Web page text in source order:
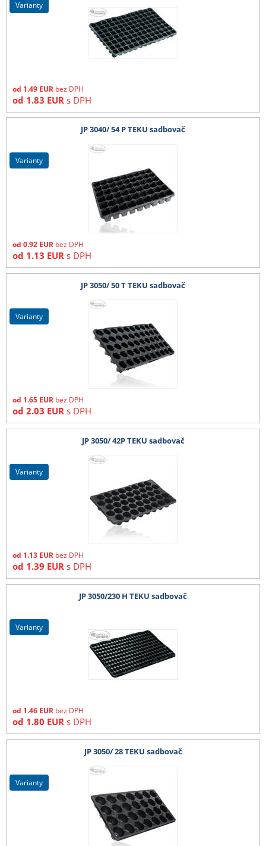
od 1.49 EUR bez DPH
od 1.83 EUR s DPH
varianty
JP 3040/ 54 P TEKU sadbovač
od 0.92 EUR bez DPH
od 1.13 EUR s DPH
varianty
JP 3050/ 50 T TEKU sadbovač
od 1.65 EUR bez DPH
od 2.03 EUR s DPH
varianty
JP 3050/ 42P TEKU sadbovač
od 1.13 EUR bez DPH
od 1.39 EUR s DPH
varianty
JP 3050/230 H TEKU sadbovač
od 1.46 EUR bez DPH
od 1.80 EUR s DPH
varianty
JP 3050/ 28 TEKU sadbovač
varianty